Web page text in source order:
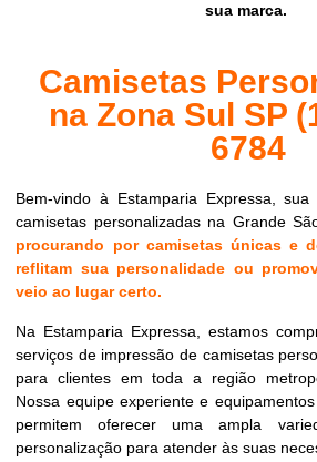
sua marca.
Camisetas
na Zona Sul SP
6784
Bem-vindo à Estamparia Expressa,
camisetas personalizadas na Grande
procurando por camisetas únicas e
reflitam sua personalidade ou
veio ao lugar certo.
Na Estamparia Expressa, estamos
serviços de impressão de camisetas
para clientes em toda a região
Nossa equipe experiente e
permitem oferecer uma ampla
personalização para atender às suas